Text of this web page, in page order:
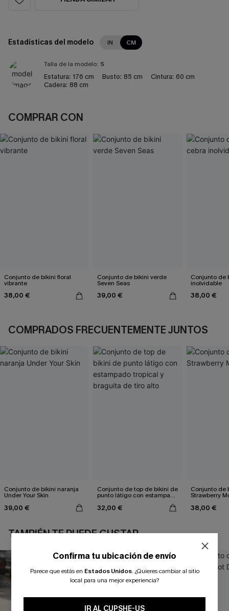
Estadísticas del modelo IN CM
Talla de la modelo: S
Estatura: 176 cm Busto: 85 cm Cintura: 60 cm
Cadera: 88 cm
COMPRAR CON
Conjunto de bikini floral
vibrante
38,00 €
Conjunto de bikini verde
Seven Seas
39,00 €
Conjunto de
inolvidable
38,00 €
COMPRADOS FRECUENTEMENTE JUNTOS
Conjunto de bikini naranja
Under Your Skin
39,00 €
Conjunto de top de bikini de
punto látigo con estampado
alto
32,00 €
Conjunto de
Strawberry
38,00 €
TAMBIÉN TE PUEDE GUSTAR
Confirma tu ubicación de envío
Parece que estás en Estados Unidos. ¿Quieres cambiar al sitio
local para una mejor experiencia?
IR AL CUPSHE-US